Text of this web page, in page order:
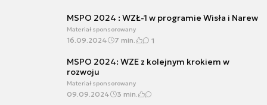
MSPO 2024 : WZŁ-1 w programie Wisła i Narew
Materiał sponsorowany
16.09.2024 7 min. 1
MSPO 2024: WZE z kolejnym krokiem w
rozwoju
Materiał sponsorowany
09.09.2024 3 min.